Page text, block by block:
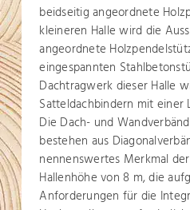
beidseitig angeordnete
kleineren Halle wird die
angeordnete
eingespannten
Dachtragwerk dieser Halle
Satteldachbindern mit einer
Die Dach- und
bestehen aus
nennenswertes Merkmal
Hallenhöhe von 8 m, die
Anforderungen für die